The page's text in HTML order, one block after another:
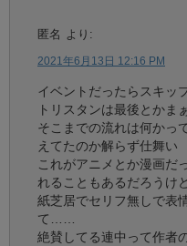
匿名 より:
2021年6月13日 12:16 PM
イベントだったらスキッ
トリスタンは最後とかま
そこまでの流れは何かっ
えてたのか解らず仕舞い
これがアニメとか漫画だ
れることもあるだろうけ
紙芝居でセリフ無しで表
て……
絶賛してる連中って作者